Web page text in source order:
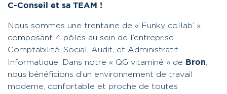
C-Conseil et sa TEAM !
Nous sommes une trentaine de « Funky collab’ »
composant 4 pôles au sein de l’entreprise :
Comptabilité, Social, Audit, et Administratif-
Informatique.
Dans notre « QG vitaminé » de Bron
nous bénéficions d’un environnement de travail
moderne, confortable et proche de toutes